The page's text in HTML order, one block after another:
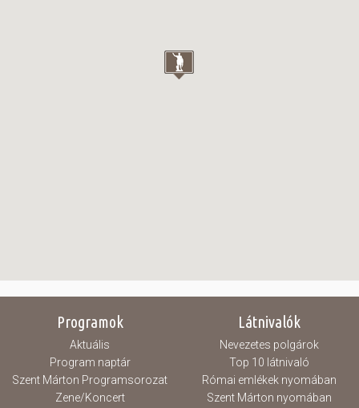
Programok
Aktuális
Program naptár
Szent Márton Programsorozat
Zene/Koncert
Látnivalók
Nevezetes polgárok
Top 10 látnivaló
Római emlékek nyomában
Szent Márton nyomában